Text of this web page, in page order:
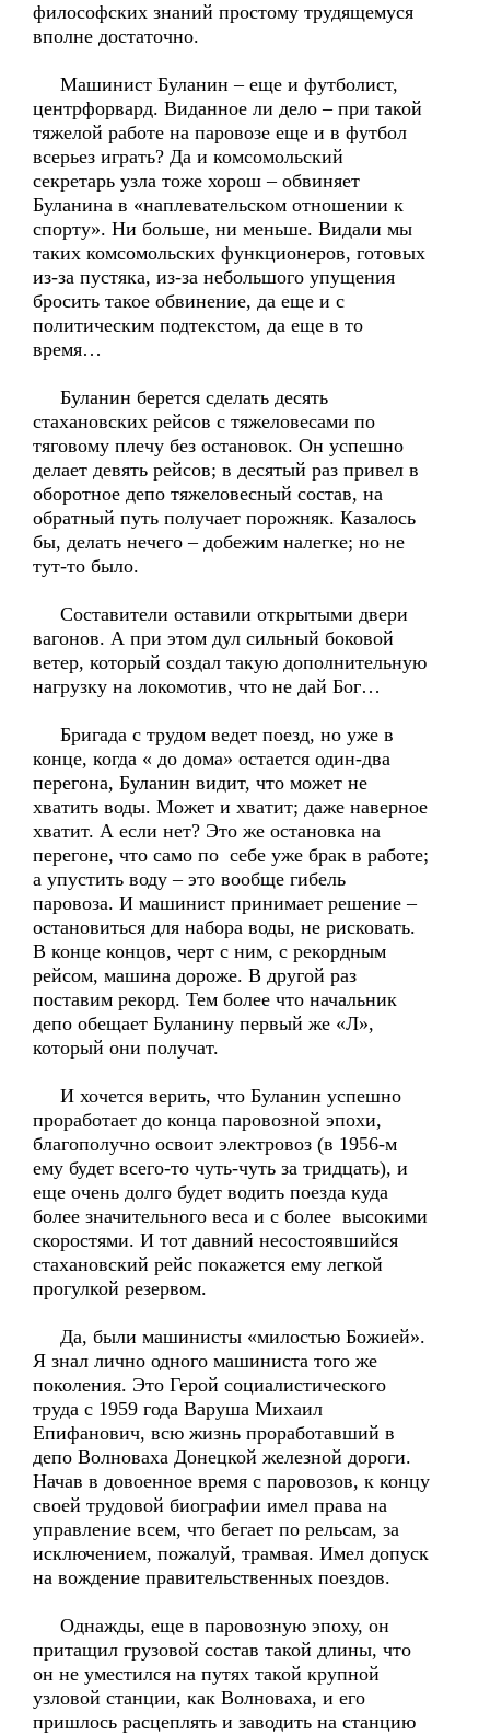
философских знаний простому трудящемуся
вполне достаточно.
Машинист Буланин – еще и футболист,
центрфорвард. Виданное ли дело – при такой
тяжелой работе на паровозе еще и в футбол
всерьез играть? Да и комсомольский
секретарь узла тоже хорош – обвиняет
Буланина в «наплевательском отношении к
спорту». Ни больше, ни меньше. Видали мы
таких комсомольских функционеров, готовых
из-за пустяка, из-за небольшого упущения
бросить такое обвинение, да еще и с
политическим подтекстом, да еще в то
время…
Буланин берется сделать десять
стахановских рейсов с тяжеловесами по
тяговому плечу без остановок. Он успешно
делает девять рейсов; в десятый раз привел в
оборотное депо тяжеловесный состав, на
обратный путь получает порожняк. Казалось
бы, делать нечего – добежим налегке; но не
тут-то было.
Составители оставили открытыми двери
вагонов. А при этом дул сильный боковой
ветер, который создал такую дополнительную
нагрузку на локомотив, что не дай Бог…
Бригада с трудом ведет поезд, но уже в
конце, когда « до дома» остается один-два
перегона, Буланин видит, что может не
хватить воды. Может и хватит; даже наверное
хватит. А если нет? Это же остановка на
перегоне, что само по себе уже брак в работе;
а упустить воду – это вообще гибель
паровоза. И машинист принимает решение –
остановиться для набора воды, не рисковать.
В конце концов, черт с ним, с рекордным
рейсом, машина дороже. В другой раз
поставим рекорд. Тем более что начальник
депо обещает Буланину первый же «Л»,
который они получат.
И хочется верить, что Буланин успешно
проработает до конца паровозной эпохи,
благополучно освоит электровоз (в 1956-м
ему будет всего-то чуть-чуть за тридцать), и
еще очень долго будет водить поезда куда
более значительного веса и с более высокими
скоростями. И тот давний несостоявшийся
стахановский рейс покажется ему легкой
прогулкой резервом.
Да, были машинисты «милостью Божией».
Я знал лично одного машиниста того же
поколения. Это Герой социалистического
труда с 1959 года Варуша Михаил
Епифанович, всю жизнь проработавший в
депо Волноваха Донецкой железной дороги.
Начав в довоенное время с паровозов, к концу
своей трудовой биографии имел права на
управление всем, что бегает по рельсам, за
исключением, пожалуй, трамвая. Имел допуск
на вождение правительственных поездов.
Однажды, еще в паровозную эпоху, он
притащил грузовой состав такой длины, что
он не уместился на путях такой крупной
узловой станции, как Волноваха, и его
пришлось расцеплять и заводить на станцию